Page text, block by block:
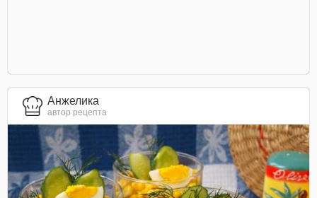
Анжелика
автор рецепта